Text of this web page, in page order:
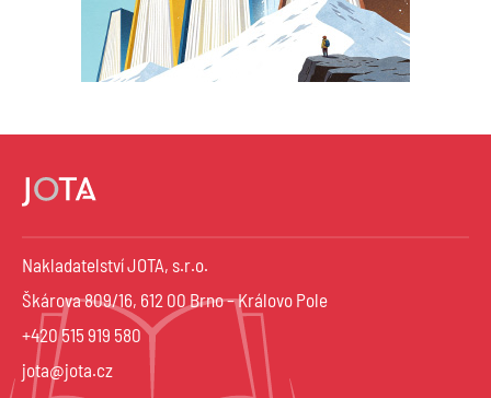
Nakladatelství JOTA, s.r.o.
Škárova 809/16, 612 00 Brno – Královo Pole
+420 515 919 580
jota@jota.cz